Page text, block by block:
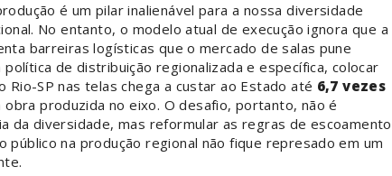
é um pilar inalienável para a nossa diversidade
No entanto, o modelo atual de execução ignora que a
barreiras logísticas que o mercado de salas pune
política de distribuição regionalizada e específica, colocar
Rio-SP nas telas chega a custar ao Estado até 6,7 vezes
obra produzida no eixo. O desafio, portanto, não é
da diversidade, mas reformular as regras de escoamento
público na produção regional não fique represado em um